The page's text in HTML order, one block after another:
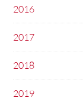
2016
2017
2018
2019